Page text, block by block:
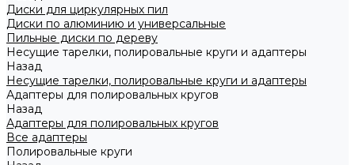
Диски для циркулярных пил
Диски по алюминию и универсальные
Пильные диски по дереву
Несущие тарелки, полировальные круги и адаптеры
Назад
Несущие тарелки, полировальные круги и адаптеры
Адаптеры для полировальных кругов
Назад
Адаптеры для полировальных кругов
Все адаптеры
Полировальные круги